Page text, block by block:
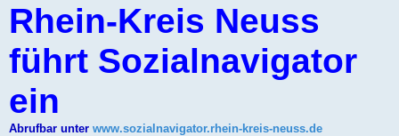
Rhein-Kreis Neuss
führt Sozialnavigator
ein
Abrufbar unter www.sozialnavigator.rhein-kreis-neuss.de